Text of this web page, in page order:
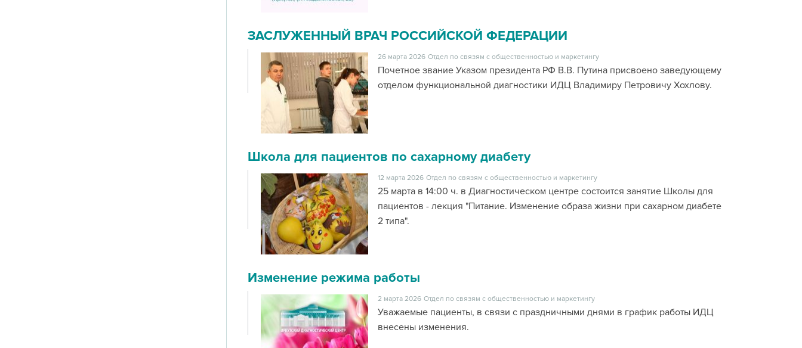
ЗАСЛУЖЕННЫЙ ВРАЧ РОССИЙСКОЙ ФЕДЕРАЦИИ
26 марта 2026 Отдел по связям с общественностью и маркетингу
Почетное звание Указом президента РФ В.В. Путина присвоено заведующему
отделом функциональной диагностики ИДЦ Владимиру Петровичу Хохлову.
Школа для пациентов по сахарному диабету
12 марта 2026 Отдел по связям с общественностью и маркетингу
25 марта в 14:00 ч. в Диагностическом центре состоится занятие Школы для
пациентов - лекция "Питание. Изменение образа жизни при сахарном диабете
2 типа".
Изменение режима работы
2 марта 2026 Отдел по связям с общественностью и маркетингу
Уважаемые пациенты, в связи с праздничными днями в график работы ИДЦ
внесены изменения.